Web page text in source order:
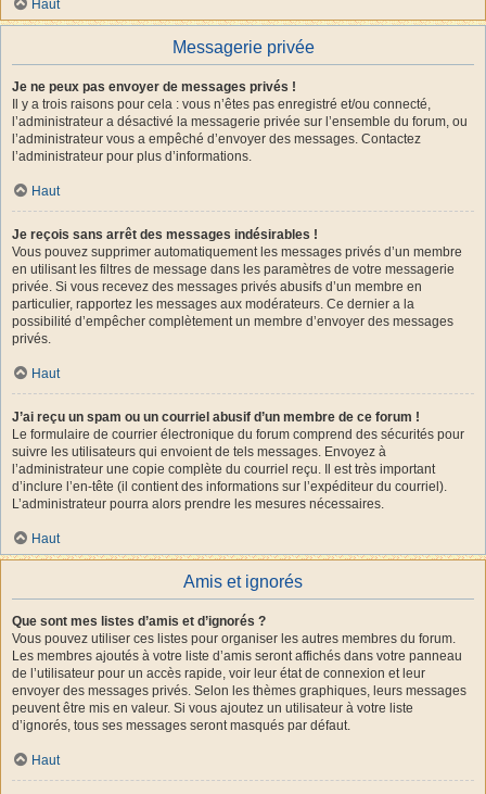
Haut
Messagerie privée
Je ne peux pas envoyer de messages privés !
Il y a trois raisons pour cela : vous n’êtes pas enregistré et/ou connecté,
l’administrateur a désactivé la messagerie privée sur l’ensemble du forum, ou
l’administrateur vous a empêché d’envoyer des messages. Contactez
l’administrateur pour plus d’informations.
Haut
Je reçois sans arrêt des messages indésirables !
Vous pouvez supprimer automatiquement les messages privés d’un membre
en utilisant les filtres de message dans les paramètres de votre messagerie
privée. Si vous recevez des messages privés abusifs d’un membre en
particulier, rapportez les messages aux modérateurs. Ce dernier a la
possibilité d’empêcher complètement un membre d’envoyer des messages
privés.
Haut
J’ai reçu un spam ou un courriel abusif d’un membre de ce forum !
Le formulaire de courrier électronique du forum comprend des sécurités pour
suivre les utilisateurs qui envoient de tels messages. Envoyez à
l’administrateur une copie complète du courriel reçu. Il est très important
d’inclure l’en-tête (il contient des informations sur l’expéditeur du courriel).
L’administrateur pourra alors prendre les mesures nécessaires.
Haut
Amis et ignorés
Que sont mes listes d’amis et d’ignorés ?
Vous pouvez utiliser ces listes pour organiser les autres membres du forum.
Les membres ajoutés à votre liste d’amis seront affichés dans votre panneau
de l’utilisateur pour un accès rapide, voir leur état de connexion et leur
envoyer des messages privés. Selon les thèmes graphiques, leurs messages
peuvent être mis en valeur. Si vous ajoutez un utilisateur à votre liste
d’ignorés, tous ses messages seront masqués par défaut.
Haut